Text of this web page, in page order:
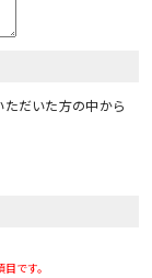
だいた方の中から
です。